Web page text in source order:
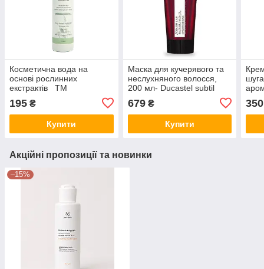
Косметична вода на
основі рослинних
екстрактів ТМ
195 ₴
Купити
Маска для кучерявого та
неслухняного волосся,
200 мл- Ducastel subtil
679₴
Купити
350
Акційні пропозиції та новинки
–15%